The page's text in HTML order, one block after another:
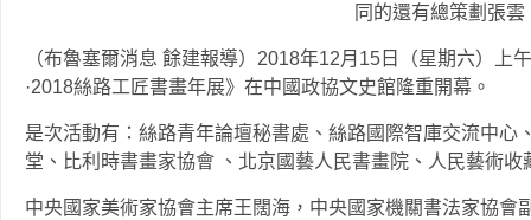
同的還有總策劃張雲
（布魯塞爾消息 餘建報導）2018年12月15日（星期六）上
·2018絲路工匠書畫年展》在中國政協文史館隆重開幕。
是次活動有：絲路青年論壇秘書處、絲路國際智庫交流中心
堂、比利時書畫家協會 、北京國藝人民書畫院、人民藝術收
中央國家美術家協會主席王闊海，中央國家機關書法家協會